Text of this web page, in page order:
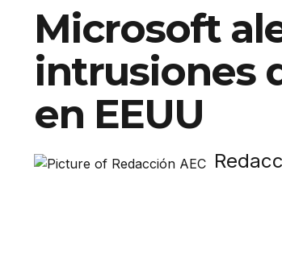
Microsoft
intrusiones
en EEUU